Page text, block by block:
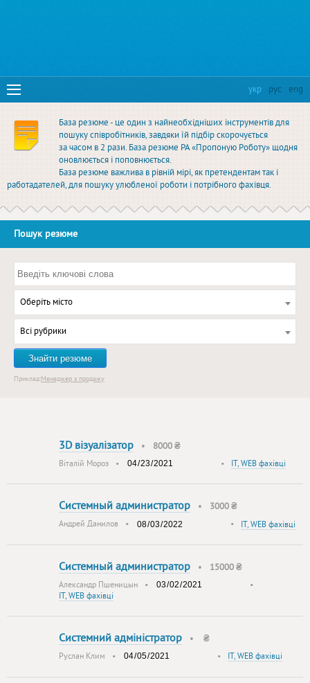
укр рус eng
База резюме - це один з найнеобхідніших інструментів для
пошуку співробітників, завдяки їй підбір скорочується
за часом в 2 рази. База резюме РА «Пропоную Роботу» щодня
оновлюється і поповнюється.
База резюме важлива в рівній мірі, як претендентам так і
работадателей, для пошуку улюбленої роботи і потрібного фахівця.
Пошук резюме
Оберіть місто
Всі рубрики
Знайти резюме
Приклад:Менеджер з продажу
3D візуалізатор • 8000 ₴
Віталій Мороз • • IT, WEB фахівці
Системный администратор • 3000 ₴
Андрей Данилов • • IT, WEB фахівці
Системный администратор • 15000 ₴
Александр Пшеницын •
•
IT, WEB фахівці
Системний адміністратор • ₴
Руслан Клим • • IT, WEB фахівці